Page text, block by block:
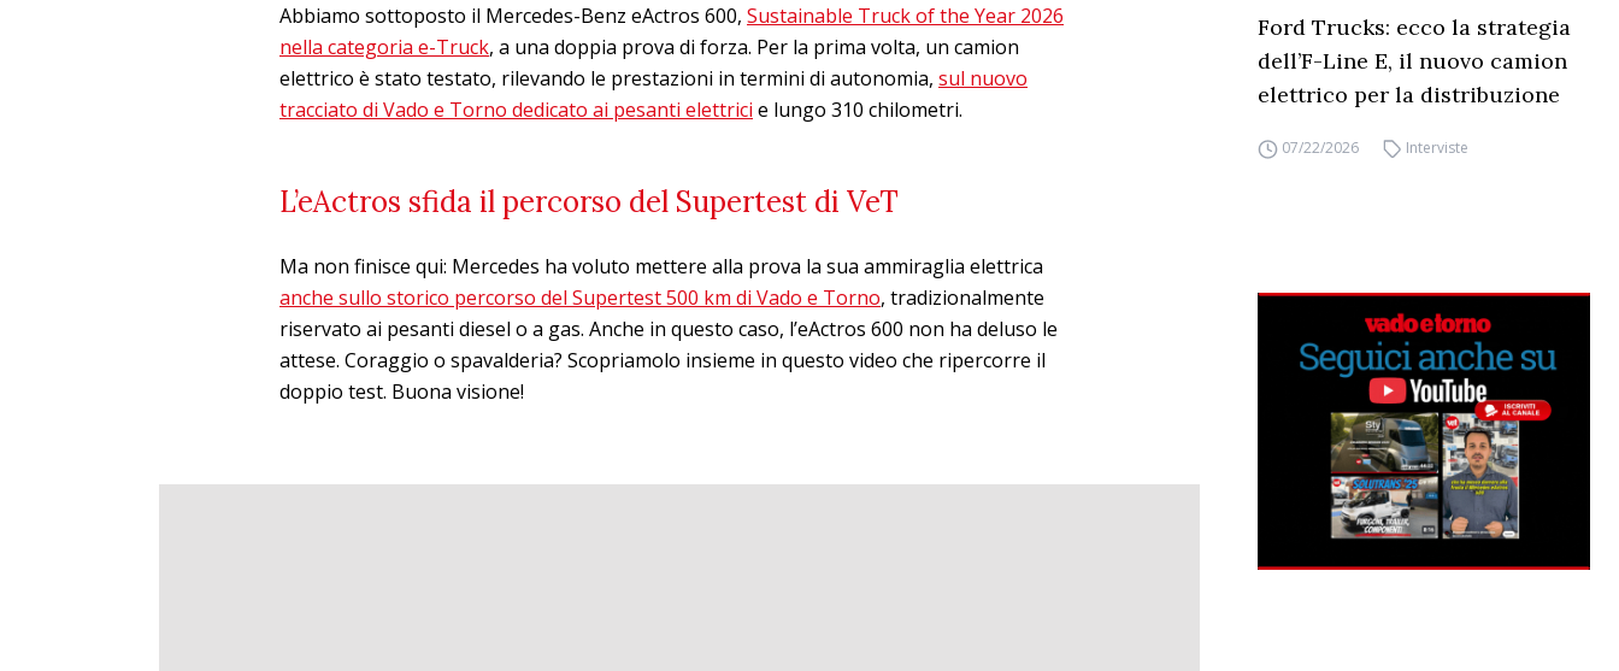
Abbiamo sottoposto il Mercedes-Benz eActros 600, Sustainable Truck of the Year 2026
nella categoria e-Truck, a una doppia prova di forza. Per la prima volta, un camion
elettrico è stato testato, rilevando le prestazioni in termini di autonomia, sul nuovo
tracciato di Vado e Torno dedicato ai pesanti elettrici e lungo 310 chilometri.
L’eActros sfida il percorso del Supertest di VeT
Ma non finisce qui: Mercedes ha voluto mettere alla prova la sua ammiraglia elettrica
anche sullo storico percorso del Supertest 500 km di Vado e Torno, tradizionalmente
riservato ai pesanti diesel o a gas. Anche in questo caso, l’eActros 600 non ha deluso le
attese. Coraggio o spavalderia? Scopriamolo insieme in questo video che ripercorre il
doppio test. Buona visione!
Ford Trucks: ecco la strategia
dell’F-Line E, il nuovo camion
elettrico per la distribuzione
07/22/2026 Interviste